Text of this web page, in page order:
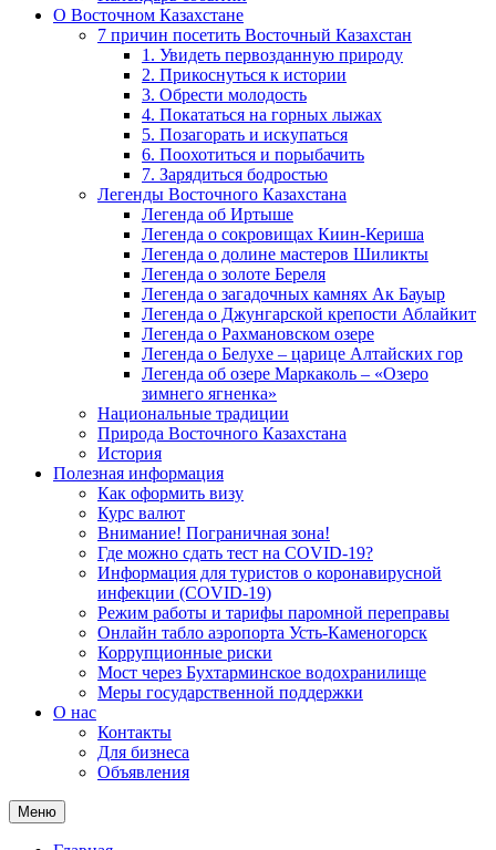
О Восточном Казахстане
7 причин посетить Восточный Казахстан
1. Увидеть первозданную природу
2. Прикоснуться к истории
3. Обрести молодость
4. Покататься на горных лыжах
5. Позагорать и искупаться
6. Поохотиться и порыбачить
7. Зарядиться бодростью
Легенды Восточного Казахстана
Легенда об Иртыше
Легенда о сокровищах Киин-Кериша
Легенда о долине мастеров Шиликты
Легенда о золоте Береля
Легенда о загадочных камнях Ак Бауыр
Легенда о Джунгарской крепости Аблайкит
Легенда о Рахмановском озере
Легенда о Белухе – царице Алтайских гор
Легенда об озере Маркаколь – «Озеро
зимнего ягненка»
Национальные традиции
Природа Восточного Казахстана
История
Полезная информация
Как оформить визу
Курс валют
Внимание! Пограничная зона!
Где можно сдать тест на COVID-19?
Информация для туристов о коронавирусной
инфекции (COVID-19)
Режим работы и тарифы паромной переправы
Онлайн табло аэропорта Усть-Каменогорск
Коррупционные риски
Мост через Бухтарминское водохранилище
Меры государственной поддержки
О нас
Контакты
Для бизнеса
Объявления
Меню